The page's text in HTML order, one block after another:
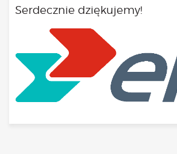
Serdecznie dziękujemy!
Grupa praktyka
Grupa wsparcia fundacji
Kurs mindfulness
Bądź od Małego
Bądź w Kazimierzu
Cykle edukacyjne
Sensowne ścieżki